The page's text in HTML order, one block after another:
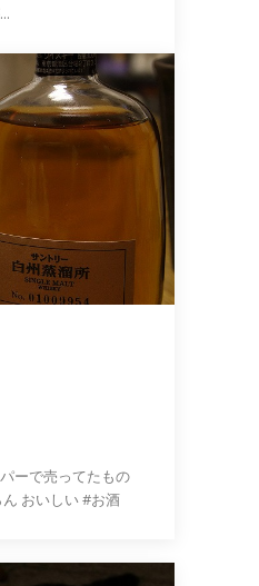
ーで売ってたもの
いったいこれはなんなのか わからん おいしい #お酒